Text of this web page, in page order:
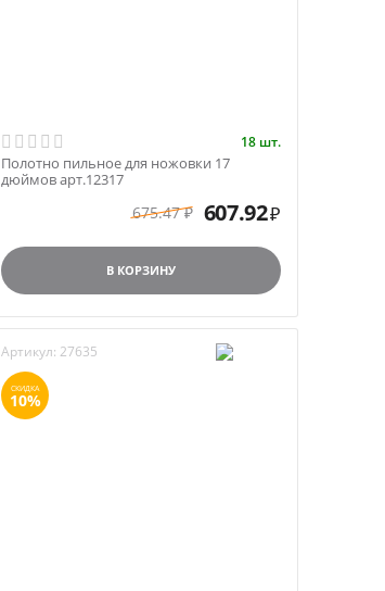
18 шт.
Полотно пильное для ножовки 17
дюймов арт.12317
675.47 ₽ 607.92₽
В КОРЗИНУ
Артикул: 27635
СКИДКА
10%